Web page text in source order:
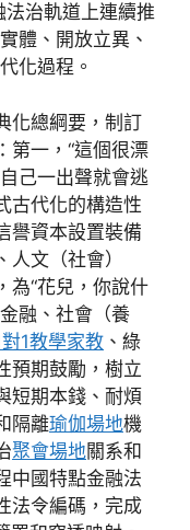
法治軌道上連續推
體、開放立異、
化過程。
化總綱要，制訂
第一，“這個很漂
己一出聲就會逃
古代化的構造性
譽資本設置裝備
文（社會）
為“花兒，你說什
融、社會（養
對1教學家教 、綠
預期鼓勵，樹立
短期本錢、耐煩
隔離瑜伽場地機
聚會場地關系和
中國特點金融法
法令編碼，完成